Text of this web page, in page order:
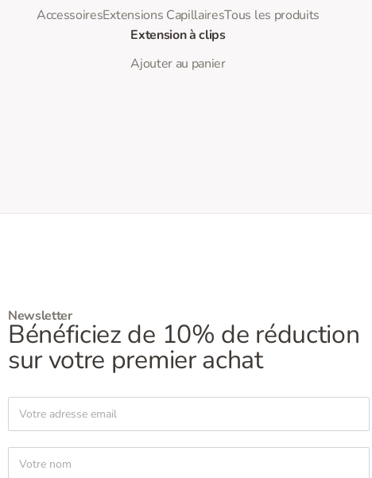
Note sur 5
AccessoiresExtensions CapillairesTous les produits
Extension à clips
Ajouter au panier